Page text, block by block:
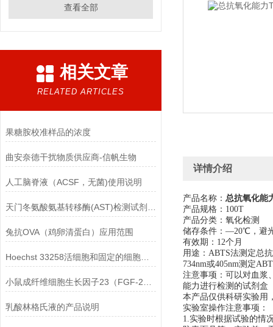
查看全部
相关文章
RELATED ARTICLES
果糖胺校准样品的浓度
曲安奈德干扰物质供应商-信帆生物
人工脑脊液（ACSF，无菌)使用说明
兔抗OVA（鸡卵清蛋白）应用范围
Hoechst 33258活细胞和固定的细胞均可标记
乳酸林格氏液的产品说明
详情介绍
产品名称： 总抗氧化能
产品规格：100T
产品分类：氧化检测
储存条件：—20℃，避
有效期：12个月
用途：ABTS法测定总
734nm或405nm测定
注意事项：可以对血浆
能力进行检测的试剂盒
本产品仅供科研实验用
实验室操作注意事项：
1.实验时根据试验的情